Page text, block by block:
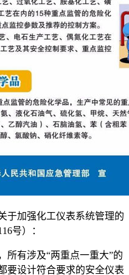
于加强化工仪表系统管理的
号）：
所有涉及“两重点一重大”的
要设计符合要求的安全仪表